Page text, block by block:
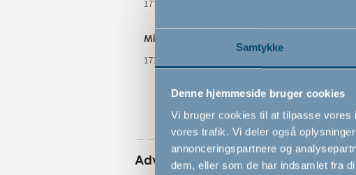
Samtykke
Denne hjemmeside bruger cookies
Vi bruger cookies til at tilpasse vores
vores trafik. Vi deler også
annonceringspartnere og
dem, eller som de har indsamlet fra
177.1 cm
Mindste åbningsmål
171.3 cm
åbningsmål
Advarsler